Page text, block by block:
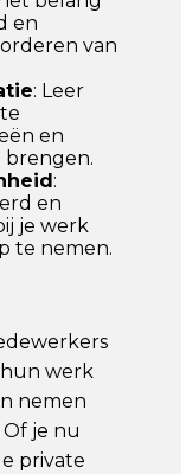
en
van
: Leer
en
brengen.
:
en
je werk
te nemen.
werk
nemen
je nu
private